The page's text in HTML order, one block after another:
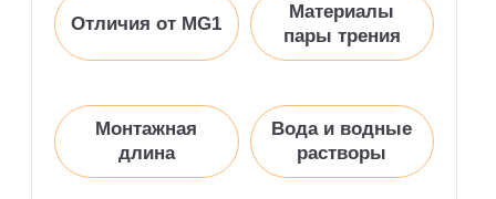
Отличия от MG1
Материалы
пары трения
Монтажная
длина
Вода и водные
растворы